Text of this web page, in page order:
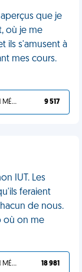
que je
où je me
ils s'amusent à
mes cours.
TU L'AS BIEN MÉRITÉ 9 517
IUT. Les
feraient
de nous.
où on me
TU L'AS BIEN MÉRITÉ 18 981